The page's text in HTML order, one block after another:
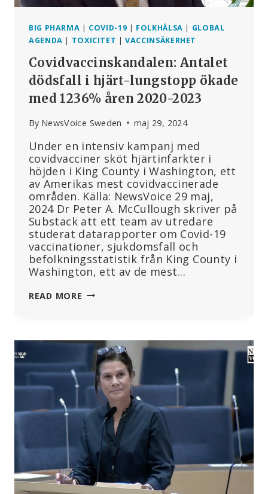
BIG PHARMA | COVID-19 | FOLKHÄLSA | GLOBAL
AGENDA | TOXICITET |VACCINSÄKERHET
Covidvaccinskandalen: Antalet
dödsfall i hjärt-lungstopp ökade
med 1236% åren 2020-2023
By NewsVoice Sweden maj 29, 2024
Under en intensiv kampanj med
covidvacciner sköt hjärtinfarkter i
höjden i King County i Washington, ett
av Amerikas mest covidvaccinerade
områden. Källa: NewsVoice 29 maj,
2024 Dr Peter A. McCullough skriver på
Substack att ett team av utredare
studerat datarapporter om Covid-19
vaccinationer, sjukdomsfall och
befolkningsstatistik från King County i
Washington, ett av de mest…
READ MORE COVIDVACCINSKANDALEN:
HJÄRT-
LUNGSTOPP
ÖKADE
MED
1236%
ÅREN
2020-
2023